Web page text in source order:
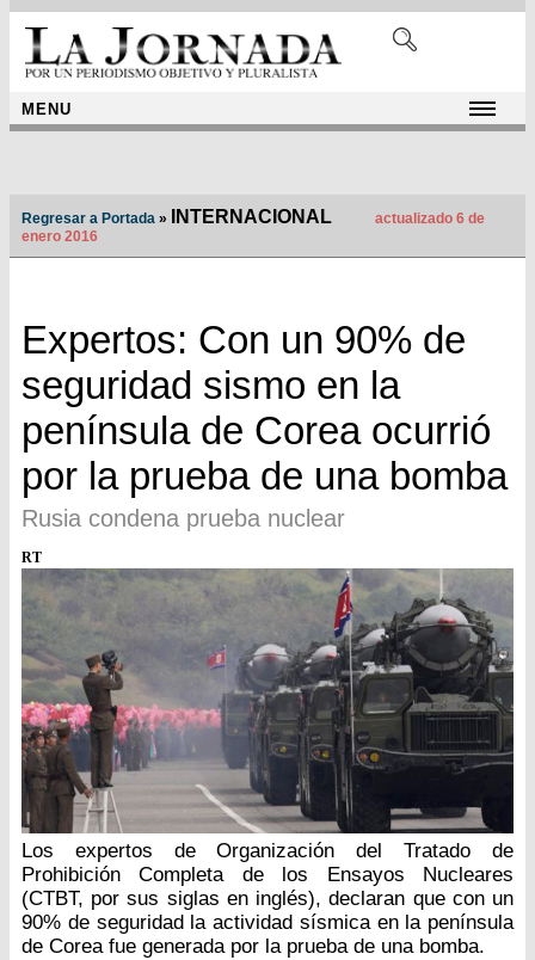
MENU
Regresar a Portada » INTERNACIONAL
actualizado 6 de
enero 2016
Expertos: Con un 90% de
seguridad sismo en la
península de Corea ocurrió
por la prueba de una bomba
Rusia condena prueba nuclear
RT
Los expertos de Organización del Tratado de
Prohibición Completa de los Ensayos Nucleares
(CTBT, por sus siglas en inglés), declaran que con un
90% de seguridad la actividad sísmica en la península
de Corea fue generada por la prueba de una bomba.